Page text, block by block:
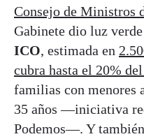
Consejo de Ministros
Gabinete dio luz verde
ICO, estimada en
cubra hasta el 20%
familias con menores
35 años —iniciativa
Podemos—. Y